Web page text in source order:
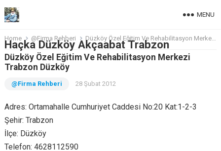
Haçka Düzköy Akçaabat Trabzon
MENU
Home @Firma Rehberi Düzköy Özel Eğitim Ve Rehabilitasyon Merkezi Trabzon Düzköy
Düzköy Özel Eğitim Ve Rehabilitasyon Merkezi
Trabzon Düzköy
@Firma Rehberi 28 Şubat 2012
Adres: Ortamahalle Cumhuriyet Caddesi No:20 Kat:1-2-3
Şehir: Trabzon
İlçe: Düzköy
Telefon: 4628112590